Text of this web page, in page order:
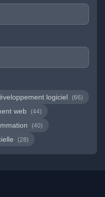
logiciel (66)
web (44)
(40)
(28)